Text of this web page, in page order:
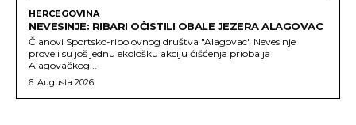
HERCEGOVINA
NEVESINJE: RIBARI OČISTILI OBALE JEZERA ALAGOVAC
Članovi Sportsko-ribolovnog društva "Alagovac" Nevesinje
proveli su još jednu ekološku akciju čišćenja priobalja
Alagovačkog...
6. Augusta 2026.